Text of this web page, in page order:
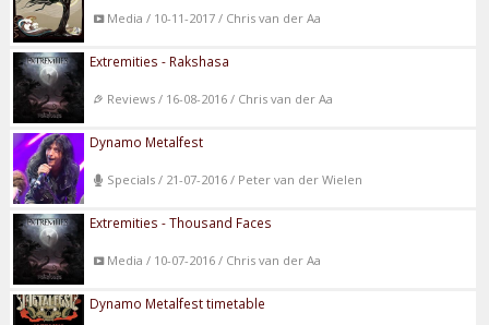
Media / 10-11-2017 / Chris van der Aa
Extremities - Rakshasa
Reviews / 16-08-2016 / Chris van der Aa
Dynamo Metalfest
Specials / 21-07-2016 / Peter van der Wielen
Extremities - Thousand Faces
Media / 10-07-2016 / Chris van der Aa
Dynamo Metalfest timetable